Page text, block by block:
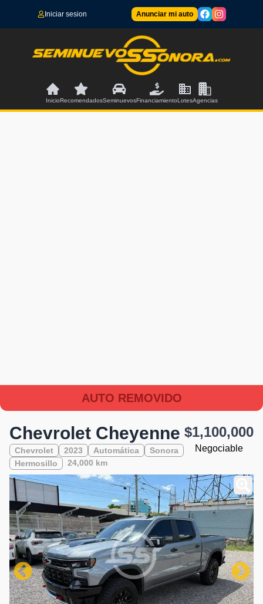
Iniciar sesion Anunciar mi auto
InicioRecomendadosSeminuevosFinanciamientoLotesAgencias
AUTO REMOVIDO
Chevrolet Cheyenne
Chevrolet 2023 Automática
Sonora
Hermosillo
24,000 km
$1,100,000
Negociable